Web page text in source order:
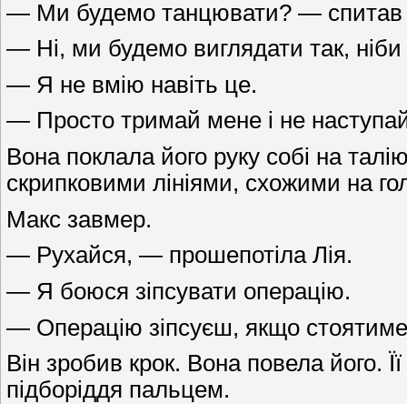
— Ми будемо танцювати? — спитав
— Ні, ми будемо виглядати так,
— Я не вмію навіть це.
— Просто тримай мене і не
Вона поклала його руку собі на
скрипковими лініями, схожими на
Макс завмер.
— Рухайся, — прошепотіла Лія.
— Я боюся зіпсувати операцію.
— Операцію зіпсуєш, якщо
Він зробив крок. Вона повела його.
підборіддя пальцем.